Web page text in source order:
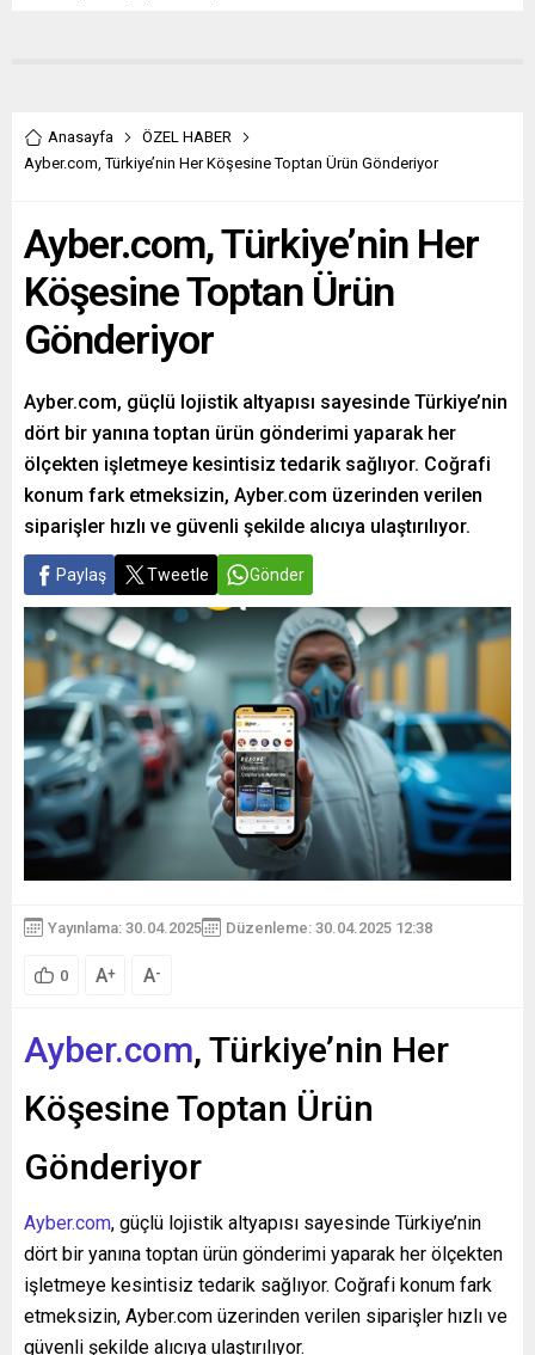
Anasayfa
ÖZEL HABER
Ayber.com, Türkiye’nin Her Köşesine Toptan Ürün Gönderiyor
Ayber.com, Türkiye’nin Her
Köşesine Toptan Ürün
Gönderiyor
Ayber.com, güçlü lojistik altyapısı sayesinde Türkiye’nin
dört bir yanına toptan ürün gönderimi yaparak her
ölçekten işletmeye kesintisiz tedarik sağlıyor. Coğrafi
konum fark etmeksizin, Ayber.com üzerinden verilen
siparişler hızlı ve güvenli şekilde alıcıya ulaştırılıyor.
Paylaş Tweetle Gönder
Yayınlama: 30.04.2025 Düzenleme: 30.04.2025 12:38
0 A+ A-
Ayber.com, Türkiye’nin Her
Köşesine Toptan Ürün
Gönderiyor
Ayber.com, güçlü lojistik altyapısı sayesinde Türkiye’nin
dört bir yanına toptan ürün gönderimi yaparak her ölçekten
işletmeye kesintisiz tedarik sağlıyor. Coğrafi konum fark
etmeksizin, Ayber.com üzerinden verilen siparişler hızlı ve
güvenli şekilde alıcıya ulaştırılıyor.